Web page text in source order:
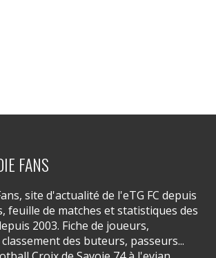
FANS
site d'actualité de l'eTG FC depuis
feuille de matches et statistiques des
2003. Fiche de joueurs,
des buteurs, passeurs...